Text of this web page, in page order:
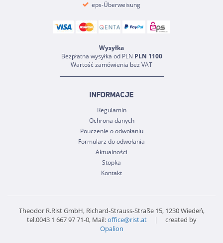
eps-Überweisung
Wysyłka
Bezpłatna wysyłka od PLN PLN 1100
Wartość zamówienia bez VAT
INFORMACJE
Regulamin
Ochrona danych
Pouczenie o odwołaniu
Formularz do odwołania
Aktualności
Stopka
Kontakt
Theodor R.Rist GmbH, Richard-Strauss-Straße 15, 1230 Wiedeń,
tel.0043 1 667 97 71-0, Mail:office@rist.at| created by
Opalion